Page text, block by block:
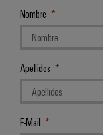
Nombre
Apellidos
E-Mail